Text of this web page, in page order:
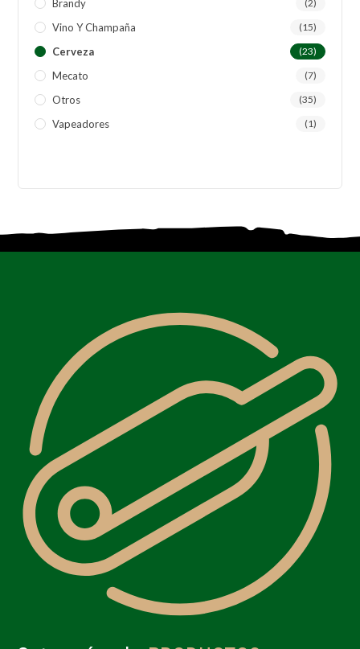
Brandy (2)
Vino Y Champaña (15)
Cerveza (23)
Mecato (7)
Otros (35)
Vapeadores (1)